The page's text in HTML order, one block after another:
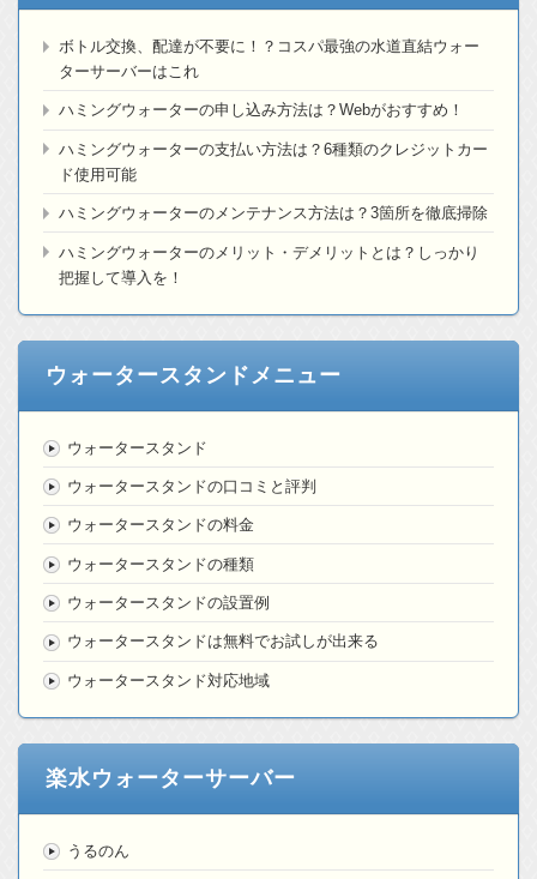
ボトル交換、配達が不要に！？コスパ最強の水道直結ウォー
ターサーバーはこれ
ハミングウォーターの申し込み方法は？Webがおすすめ！
ハミングウォーターの支払い方法は？6種類のクレジットカー
ド使用可能
ハミングウォーターのメンテナンス方法は？3箇所を徹底掃除
ハミングウォーターのメリット・デメリットとは？しっかり
把握して導入を！
ウォータースタンドメニュー
ウォータースタンド
ウォータースタンドの口コミと評判
ウォータースタンドの料金
ウォータースタンドの種類
ウォータースタンドの設置例
ウォータースタンドは無料でお試しが出来る
ウォータースタンド対応地域
楽水ウォーターサーバー
うるのん